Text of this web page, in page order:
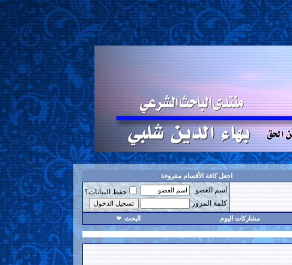
اجعل كافة الأقسام مقروءة
اسم العضو
حفظ البيانات؟
كلمة المرور
مشاركات اليوم البحث